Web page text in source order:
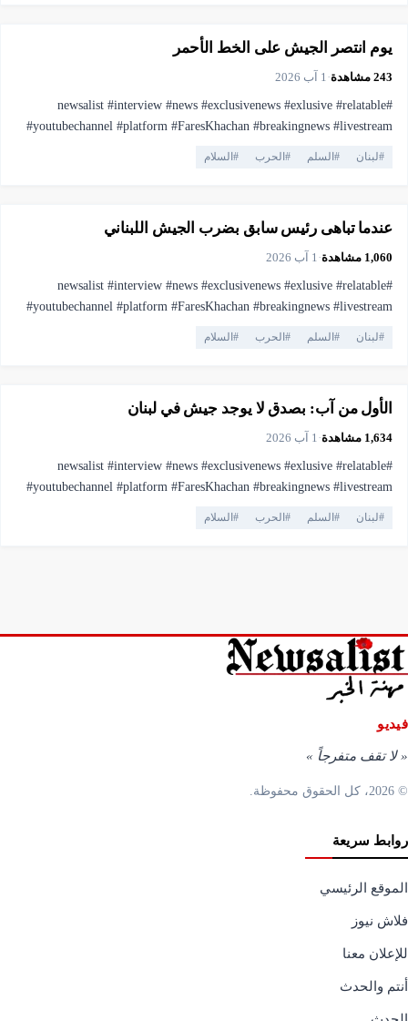
يوم انتصر الجيش على الخط الأحمر
243 مشاهدة·1 آب 2026
#newsalist #interview #news #exclusivenews #exlusive #relatable
#youtubechannel #platform #FaresKhachan #breakingnews #livestream
#pressfreedom #facts #currentaffairs #trending #lebanonnews
#لبنان # السلم # الحرب # السلام
عندما تباهى رئيس سابق بضرب الجيش اللبناني
1,060 مشاهدة·1 آب 2026
#newsalist #interview #news #exclusivenews #exlusive #relatable
#youtubechannel #platform #FaresKhachan #breakingnews #livestream
#pressfreedom #facts #currentaffairs #trending #lebanonnews
#لبنان # السلم # الحرب # السلام
الأول من آب: بصدق لا يوجد جيش في لبنان
1,634 مشاهدة·1 آب 2026
#newsalist #interview #news #exclusivenews #exlusive #relatable
#youtubechannel #platform #FaresKhachan #breakingnews #livestream
#pressfreedom #facts #currentaffairs #trending #lebanonnews
#لبنان # السلم # الحرب # السلام
فيديو
«لا تقف متفرجاً »
© 2026، كل الحقوق محفوظة.
روابط سريعة
الموقع الرئيسي
فلاش نيوز
للإعلان معنا
أنتم والحدث